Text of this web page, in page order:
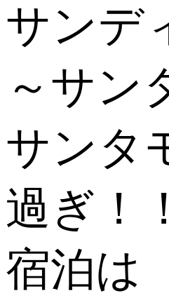
サンデ
～サン
サンタ
過ぎ！
宿泊は